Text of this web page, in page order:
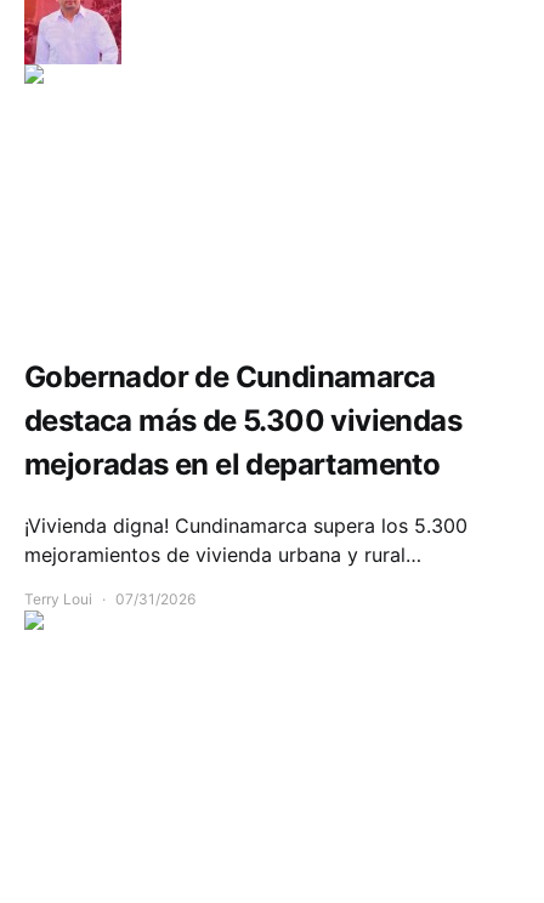
Gobernador de Cundinamarca
destaca más de 5.300 viviendas
mejoradas en el departamento
¡Vivienda digna! Cundinamarca supera los 5.300
mejoramientos de vivienda urbana y rural…
Terry Loui 07/31/2026